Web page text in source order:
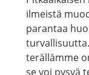
ilmeistä
parantaa
terällämme
se voi pysyä